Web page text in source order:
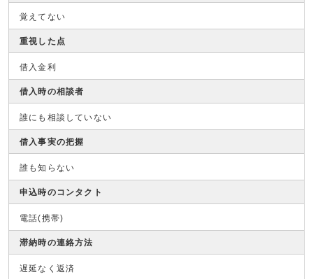
覚えてない
重視した点
借入金利
借入時の相談者
誰にも相談していない
借入事実の把握
誰も知らない
申込時のコンタクト
電話(携帯)
滞納時の連絡方法
遅延なく返済